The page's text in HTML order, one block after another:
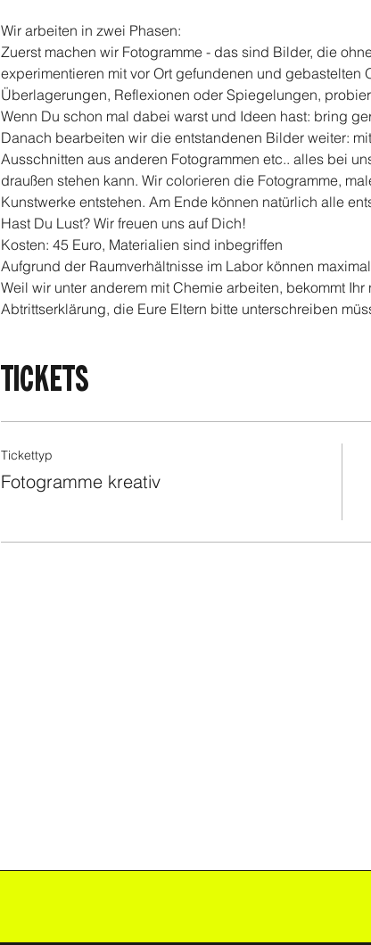
Wir arbeiten in zwei Phasen:
Zuerst machen wir Fotogramme - das sind Bilder, die
experimentieren mit vor Ort gefundenen und
Überlagerungen, Reflexionen oder Spiegelungen,
Wenn Du schon mal dabei warst und Ideen hast: bring
Danach bearbeiten wir die entstandenen Bilder weiter:
Ausschnitten aus anderen Fotogrammen etc.. alles bei
draußen stehen kann. Wir colorieren die Fotogramme,
Kunstwerke entstehen. Am Ende können natürlich alle
Hast Du Lust? Wir freuen uns auf Dich!
Kosten: 45 Euro, Materialien sind inbegriffen
Aufgrund der Raumverhältnisse im Labor können
Weil wir unter anderem mit Chemie arbeiten, bekommt
Abtrittserklärung, die Eure Eltern bitte unterschreiben
TICKETS
Tickettyp
Fotogramme kreativ